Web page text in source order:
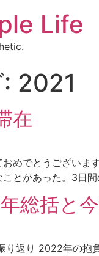
Life
2021
在
おめでとうございま
ことがあった。3日
総括と
り返り 2022年の抱